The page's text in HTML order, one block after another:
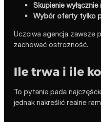
Skupienie
Wybór oferty tylko
Uczciwa agencja zawsze
zachować ostrożność.
Ile trwa i ile
To pytanie pada
jednak nakreślić realne